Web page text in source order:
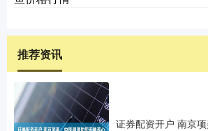
推荐资讯
证券配资开户 南京